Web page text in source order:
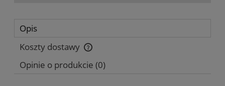
Opis
Koszty dostawy
Cena nie zawiera ewentualnych kosztów płatności
Opinie o produkcie (0)